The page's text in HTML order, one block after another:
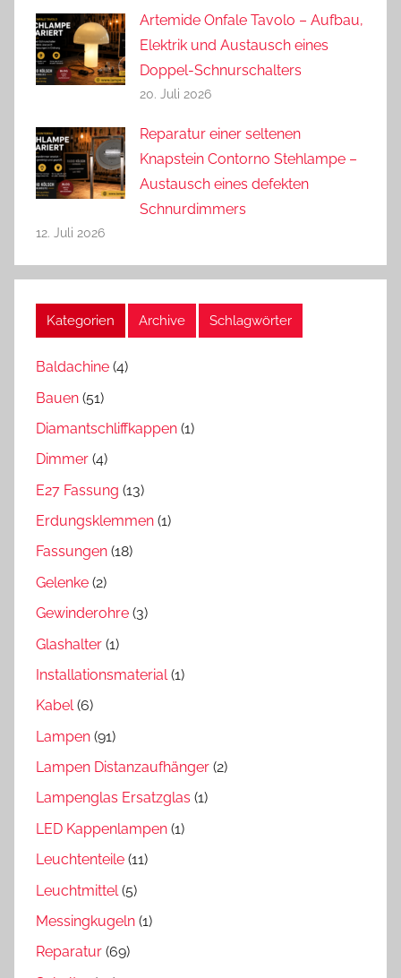
Artemide Onfale Tavolo – Aufbau,
Elektrik und Austausch eines
Doppel-Schnurschalters
20. Juli 2026
Reparatur einer seltenen
Knapstein Contorno Stehlampe –
Austausch eines defekten
Schnurdimmers
12. Juli 2026
Kategorien Archive Schlagwörter
Baldachine (4)
Bauen (51)
Diamantschliffkappen (1)
Dimmer (4)
E27 Fassung (13)
Erdungsklemmen (1)
Fassungen (18)
Gelenke (2)
Gewinderohre (3)
Glashalter (1)
Installationsmaterial(1)
Kabel(6)
Lampen (91)
Lampen Distanzaufhänger (2)
Lampenglas Ersatzglas (1)
LED Kappenlampen (1)
Leuchtenteile (11)
Leuchtmittel (5)
Messingkugeln (1)
Reparatur (69)